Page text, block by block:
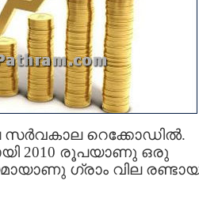
സര്‍വകാല റെക്കോഡില്‍.
2010 രൂപയാണു ഒരു
ഗ്രാം വില